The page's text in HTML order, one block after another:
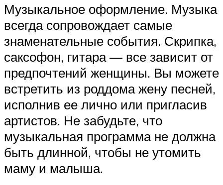
Музыкальное оформление. Музыка
всегда сопровождает самые
знаменательные события. Скрипка,
саксофон, гитара — все зависит от
предпочтений женщины. Вы можете
встретить из роддома жену песней,
исполнив ее лично или пригласив
артистов. Не забудьте, что
музыкальная программа не должна
быть длинной, чтобы не утомить
маму и малыша.